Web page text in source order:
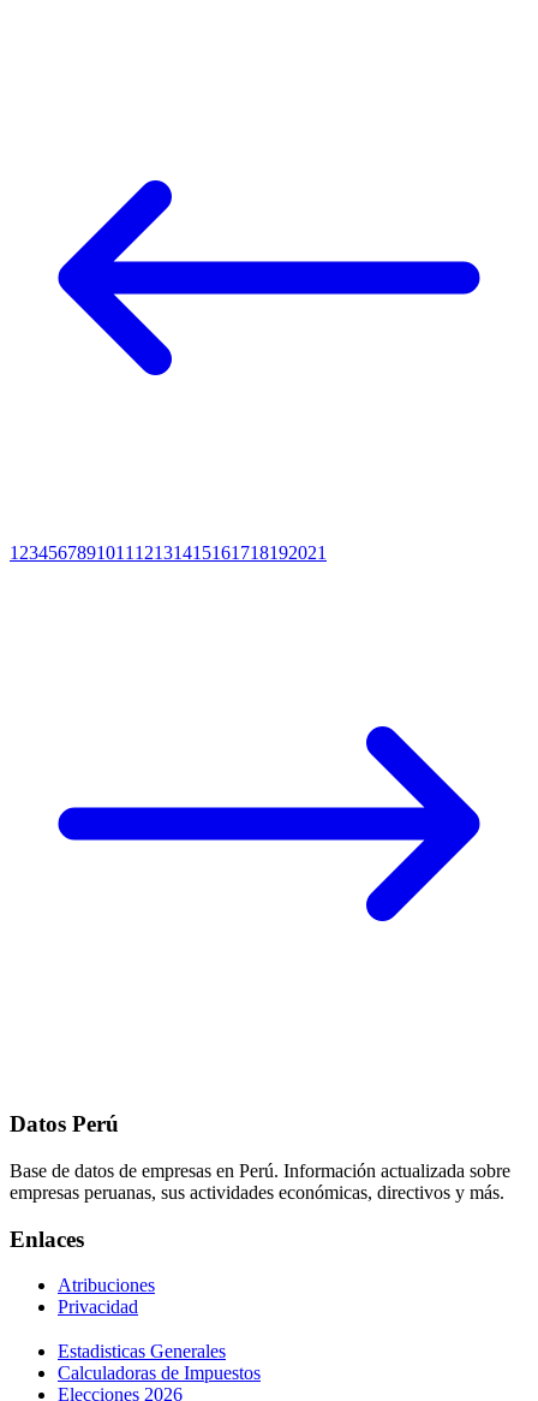
1 234567891011 12131415161718192021
Datos Perú
Base de datos de empresas en Perú. Información actualizada sobre
empresas peruanas, sus actividades económicas, directivos y más.
Enlaces
Atribuciones
Privacidad
Estadisticas Generales
Calculadoras de Impuestos
Elecciones 2026